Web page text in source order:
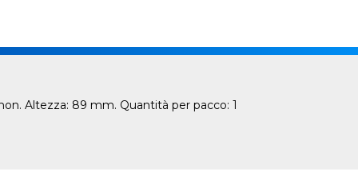
Altezza: 89 mm. Quantità per pacco: 1